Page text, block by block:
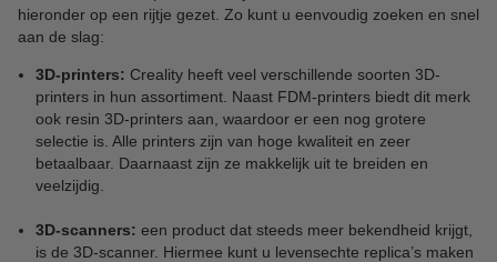
hieronder op een rijtje gezet. Zo kunt u eenvoudig zoeken en snel
aan de slag:
3D-printers: Creality heeft veel verschillende soorten 3D-
printers in hun assortiment. Naast FDM-printers biedt dit merk
ook resin 3D-printers aan, waardoor er een nog grotere
selectie is. Alle printers zijn van hoge kwaliteit en zeer
betaalbaar. Daarnaast zijn ze makkelijk uit te breiden en
veelzijdig.
3D-scanners: een product dat steeds meer bekendheid krijgt,
is de 3D-scanner. Hiermee kunt u levensechte replica’s maken